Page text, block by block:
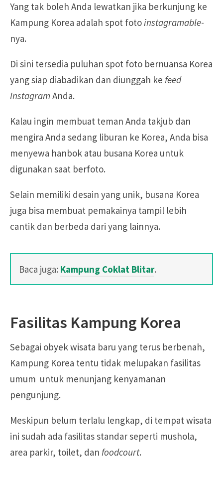
Yang tak boleh Anda lewatkan jika berkunjung ke
Kampung Korea adalah spot fotoinstagramable-
nya.
Di sini tersedia puluhan spot foto bernuansa Korea
yang siap diabadikan dan diunggah ke feed
InstagramAnda.
Kalau ingin membuat teman Anda takjub dan
mengira Anda sedang liburan ke Korea, Anda bisa
menyewa hanbok atau busana Korea untuk
digunakan saat berfoto.
Selain memiliki desain yang unik, busana Korea
juga bisa membuat pemakainya tampil lebih
cantik dan berbeda dari yang lainnya.
Baca juga: Kampung Coklat Blitar.
Fasilitas Kampung Korea
Sebagai obyek wisata baru yang terus berbenah,
Kampung Korea tentu tidak melupakan fasilitas
umum untuk menunjang kenyamanan
pengunjung.
Meskipun belum terlalu lengkap, di tempat wisata
ini sudah ada fasilitas standar seperti mushola,
area parkir, toilet, dan foodcourt.